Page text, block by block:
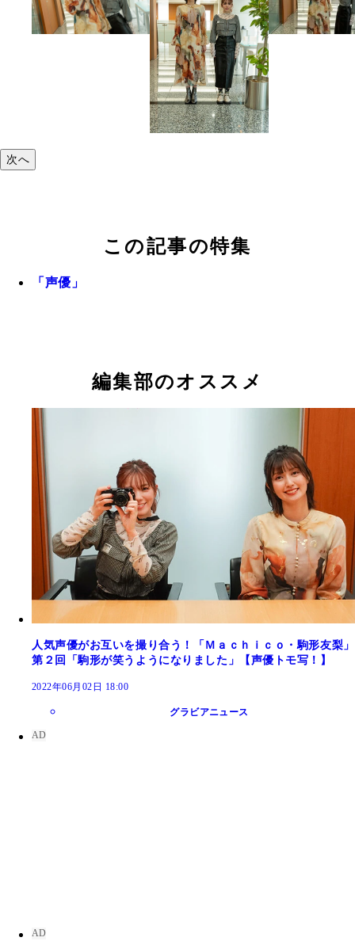
次へ
この記事の特集
「声優」
編集部のオススメ
人気声優がお互いを撮り合う！「Ｍａｃｈｉｃｏ・駒形友梨」
第２回「駒形が笑うようになりました」【声優トモ写！】
2022年06月02日 18:00
グラビアニュース